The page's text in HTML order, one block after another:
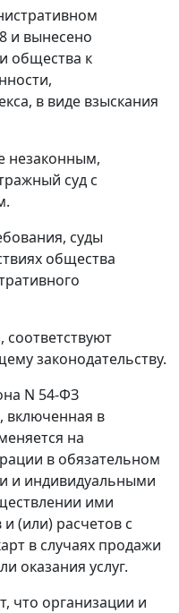
и вынесено
общества к
в виде взыскания
незаконным,
суд с
суды
общества
законодательству.
N 54-ФЗ
включенная в
на
в обязательном
и индивидуальными
ими
(или) расчетов с
в случаях продажи
оказания услуг.
что организации и